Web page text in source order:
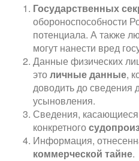
Государственных
обороноспособности
потенциала. А также
могут нанести вред
Данные физических
этоличные данные,
доводить до сведения
усыновления.
Сведения,
конкретного
Информация,
коммерческой тайне.